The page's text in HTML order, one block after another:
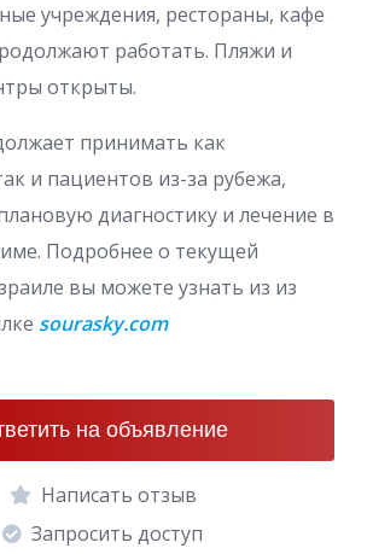
учреждения, рестораны, кафе
работать. Пляжи и
открыты.
принимать как
и пациентов из-за рубежа,
диагностику и лечение в
Подробнее о текущей
вы можете узнать из из
sourasky.com
на объявление
Написать отзыв
Запросить доступ